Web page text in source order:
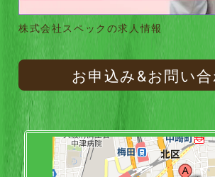
株式会社スペックの求人情報
お申込み&お問い